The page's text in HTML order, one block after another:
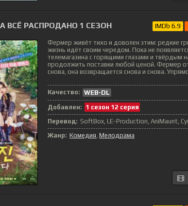
ВСЁ РАСПРОДАНО 1 СЕЗОН IMDb 6.9
Фермер живёт тихо и доволен этим: редкие
жизнь идёт своим чередом. Пока не
телемагазина с горящими глазами и твёрдым
продолжить поставки любой ценой. Фермер
снова, она возвращается снова и снова.
Качество: WEB-DL
Добавлен: 1 сезон 12 серия
Перевод: SoftBox, LE-Production, AniMaunt,
Жанр: Комедия, Мелодрама